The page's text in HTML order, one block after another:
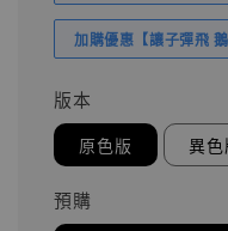
加購優惠【讓子彈飛
版本
原色版 異色
預購